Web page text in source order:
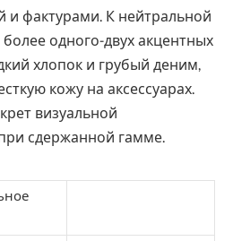
и фактурами. К нейтральной
одного-двух акцентных
хлопок и грубый деним,
кожу на аксессуарах.
визуальной
сдержанной гамме.